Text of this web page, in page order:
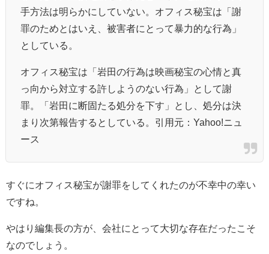
手方法は明らかにしていない。オフィス秘宝は「謝
罪のためとはいえ、被害者にとって暴力的な行為」
としている。
オフィス秘宝は「岩田の行為は映画秘宝の心情と真
っ向から対立する許しようのない行為」として謝
罪。「岩田に断固たる処分を下す」とし、処分は決
まり次第報告するとしている。引用元：Yahoo!ニュ
ース
すぐにオフィス秘宝が謝罪をしてくれたのが不幸中の幸い
ですね。
やはり編集長の方が、会社にとって大切な存在だったこそ
なのでしょう。